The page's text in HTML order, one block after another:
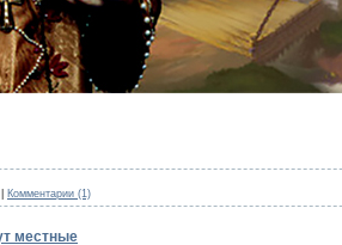
Комментарии (1)
местные